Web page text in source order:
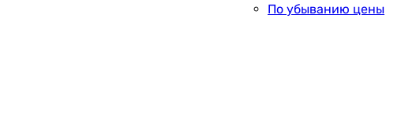
По убыванию цены